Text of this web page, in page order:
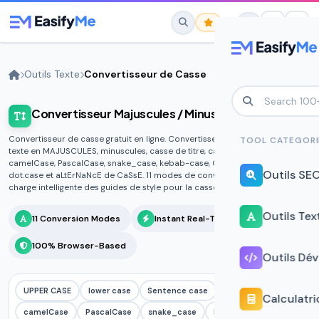
No favorites yet.
Star any tool to save it here for quick
access.
TOOL
Outils
Outils
Outils
Outils Texte Convertisseur de Casse
Convertisseur Majuscules / Minuscules
Convertisseur de casse gratuit en ligne. Convertissez instantanément du
texte en MAJUSCULES, minuscules, casse de titre, casse de phrase,
camelCase, PascalCase, snake_case, kebab-case, CONSTANT_CASE,
dot.case et aLtErNaNcE de CaSsE. 11 modes de conversion avec prise en
charge intelligente des guides de style pour la casse de titre.
11 Conversion Modes Instant Real-Time
100% Browser-Based
UPPER CASE lower case Sentence case Title Case
camelCase PascalCase snake_case kebab-case